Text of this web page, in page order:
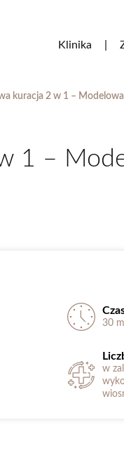
Klinika
kuracja 2 w 1 –
1 –
30
w